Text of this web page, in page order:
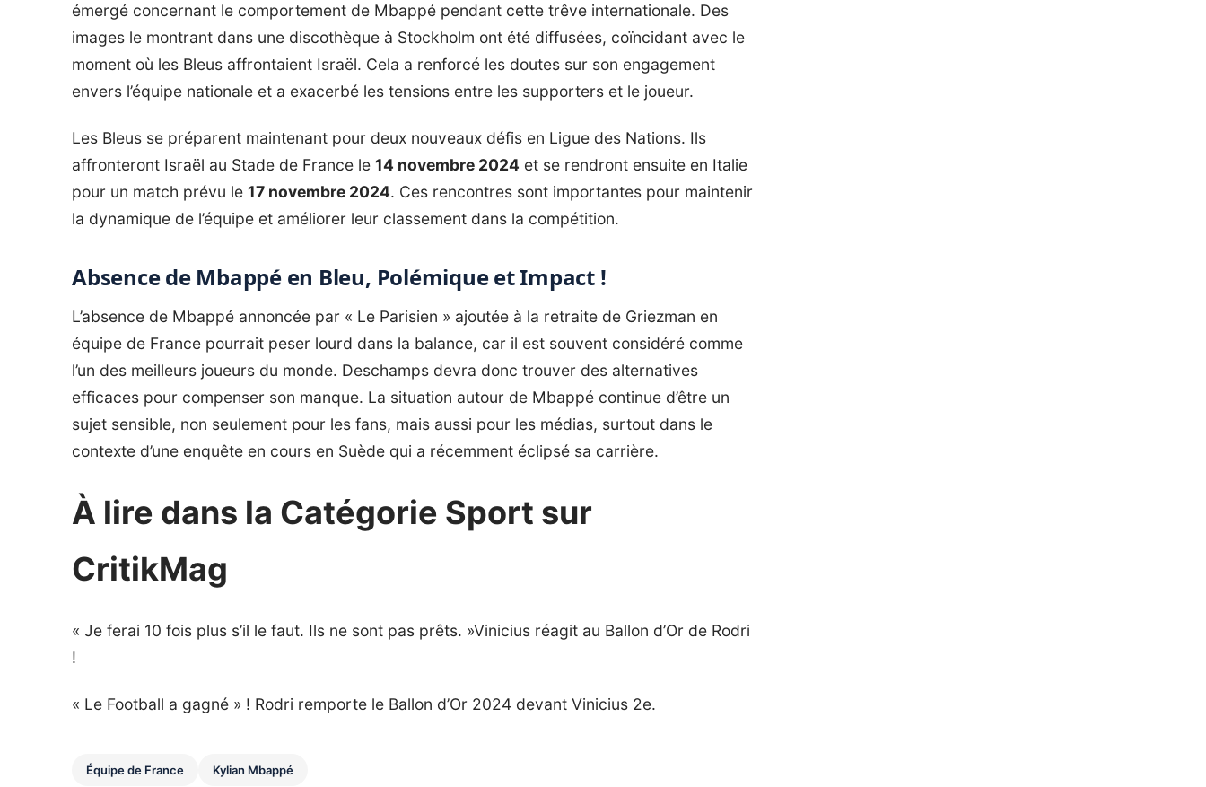
émergé concernant le comportement de Mbappé pendant cette trêve internationale. Des
images le montrant dans une discothèque à Stockholm ont été diffusées, coïncidant avec le
moment où les Bleus affrontaient Israël. Cela a renforcé les doutes sur son engagement
envers l’équipe nationale et a exacerbé les tensions entre les supporters et le joueur.
Les Bleus se préparent maintenant pour deux nouveaux défis en Ligue des Nations. Ils
affronteront Israël au Stade de France le 14 novembre 2024 et se rendront ensuite en Italie
pour un match prévu le 17 novembre 2024. Ces rencontres sont importantes pour maintenir
la dynamique de l’équipe et améliorer leur classement dans la compétition.
Absence de Mbappé en Bleu, Polémique et Impact !
L’absence de Mbappé annoncée par « Le Parisien » ajoutée à la retraite de Griezman en
équipe de France pourrait peser lourd dans la balance, car il est souvent considéré comme
l’un des meilleurs joueurs du monde. Deschamps devra donc trouver des alternatives
efficaces pour compenser son manque. La situation autour de Mbappé continue d’être un
sujet sensible, non seulement pour les fans, mais aussi pour les médias, surtout dans le
contexte d’une enquête en cours en Suède qui a récemment éclipsé sa carrière.
À lire dans la Catégorie Sport sur
CritikMag
« Je ferai 10 fois plus s’il le faut. Ils ne sont pas prêts. »Vinicius réagit au Ballon d’Or de Rodri
!
« Le Football a gagné » ! Rodri remporte le Ballon d’Or 2024 devant Vinicius 2e.
Équipe de France Kylian Mbappé